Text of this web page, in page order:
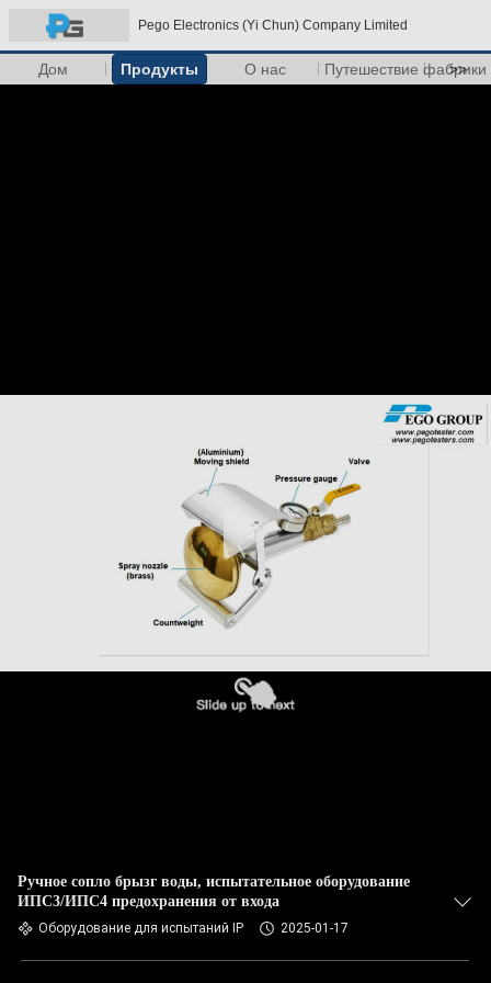
Pego Electronics (Yi Chun) Company Limited
Дом Продукты О нас Путешествие фабрики
>>
Ручное сопло брызг воды, испытательное оборудование
ИПС3/ИПС4 предохранения от входа
Оборудование для испытаний IP 2025-01-17